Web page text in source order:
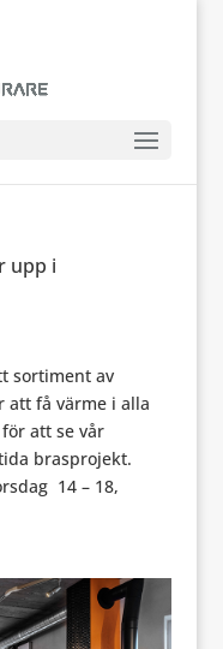
upp i
sortiment av
att få värme i alla
att se vår
brasprojekt.
14 – 18,